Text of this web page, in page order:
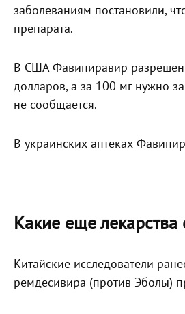
заболеваниям постановили,
препарата.
В США Фавипиравир разрешен
долларов, а за 100 мг нужно
не сообщается.
В украинских аптеках
Какие еще лекарства
Китайские исследователи
ремдесивира (против Эболы)